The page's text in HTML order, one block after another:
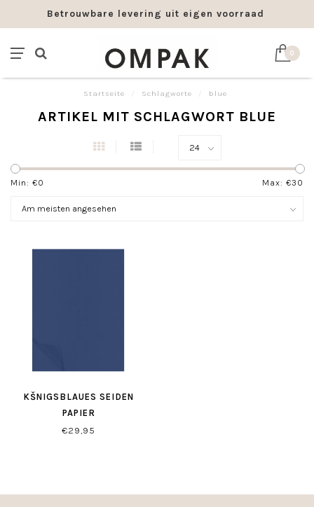
Betrouwbare levering uit eigen voorraad
0
Startseite Schlagworte blue
ARTIKEL MIT SCHLAGWORT BLUE
Min: €0 Max: €30
KŠNIGSBLAUES SEIDEN
PAPIER
€29,95